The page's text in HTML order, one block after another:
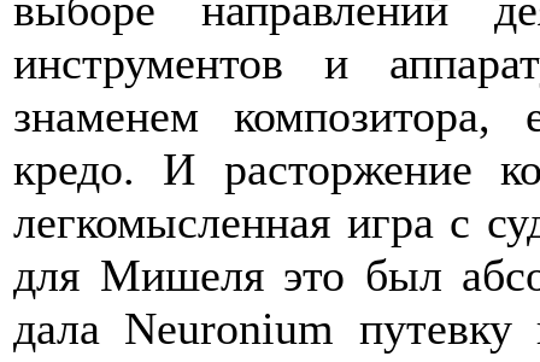
инструментов и
знаменем
кредо. И расторжение
легкомысленная игра с
для Мишеля это был
дала Neuronium